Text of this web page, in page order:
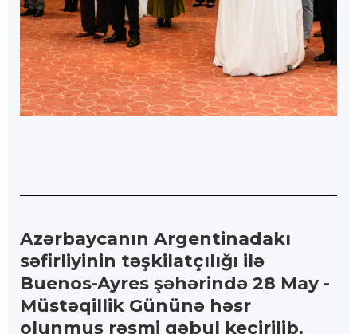
Azərbaycanın Argentinadakı
səfirliyinin təşkilatçılığı ilə
Buenos-Ayres şəhərində 28 May -
Müstəqillik Gününə həsr
olunmuş rəsmi qəbul keçirilib.